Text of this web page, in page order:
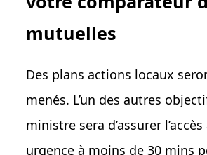
mutuelles
Des plans actions locaux
menés. L’un des autres
ministre sera d’assurer
urgence à moins de 30 mins